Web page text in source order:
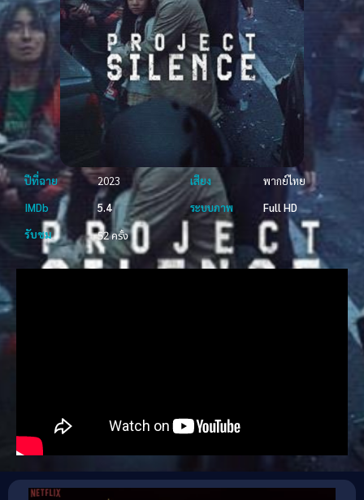
ปีที่ฉาย 2023 เสียง
พากย์ไทย
IMDb
5.4 ระบบภาพ
Full HD
รับชม
52 ครั้ง